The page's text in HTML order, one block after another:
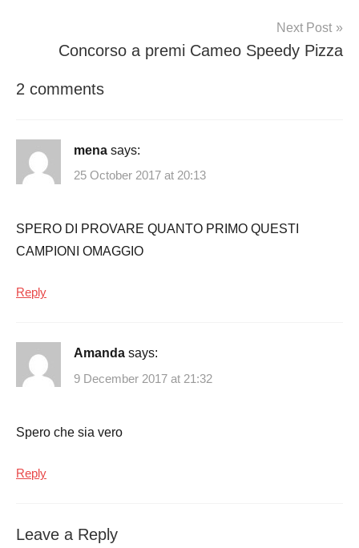
Next Post
Concorso a premi Cameo Speedy Pizza
2 comments
mena says:
25 October 2017 at 20:13
SPERO DI PROVARE QUANTO PRIMO QUESTI
CAMPIONI OMAGGIO
Reply
Amanda says:
9 December 2017 at 21:32
Spero che sia vero
Reply
Leave a Reply